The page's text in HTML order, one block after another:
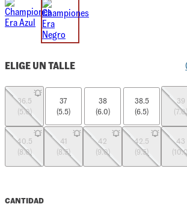
ELIGE UN TALLE
36.5
(5.0)
37
(5.5)
38
(6.0)
38.5
(6.5)
39
(7.0)
40.5
(8.0)
41
(8.5)
42
(9.0)
42.5
(9.5)
43
CANTIDAD